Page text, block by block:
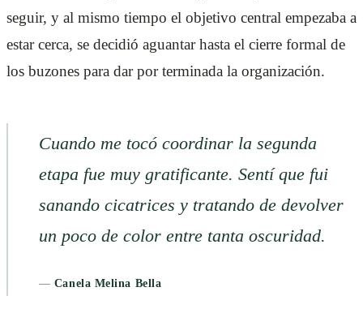
seguir, y al mismo tiempo el objetivo central empezaba a
estar cerca, se decidió aguantar hasta el cierre formal de
los buzones para dar por terminada la organización.
Cuando me tocó coordinar la segunda
etapa fue muy gratificante. Sentí que fui
sanando cicatrices y tratando de devolver
un poco de color entre tanta oscuridad.
— Canela Melina Bella